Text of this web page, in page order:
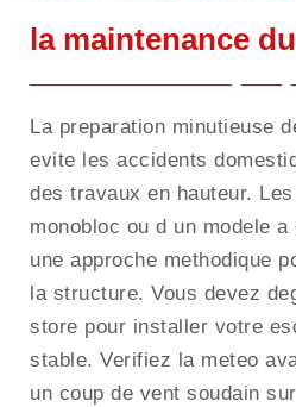
la maintenance
La preparation minutieuse
evite les accidents
des travaux en hauteur.
monobloc ou d un modele
une approche methodique
la structure. Vous devez
store pour installer votre
stable. Verifiez la meteo
un coup de vent soudain